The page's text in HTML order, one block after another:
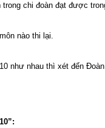
chi đoàn đạt được
nào thi lại.
như nhau thì xét đến